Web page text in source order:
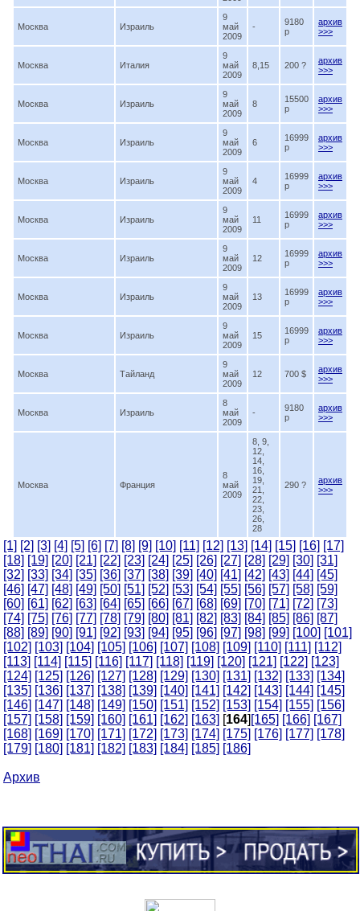
Москва Израиль
9
май
2009
-
9180
p
архив
>>>
Москва Италия
9
май
2009
8,15 200 ?
архив
>>>
Москва Израиль
9
май
2009
8
15500
p
архив
>>>
Москва Израиль
9
май
2009
6
16999
p
архив
>>>
Москва Израиль
9
май
2009
4
16999
p
архив
>>>
Москва Израиль
9
май
2009
11
16999
p
архив
>>>
Москва Израиль
9
май
2009
12
16999
p
архив
>>>
Москва Израиль
9
май
2009
13
16999
p
архив
>>>
Москва Израиль
9
май
2009
15
16999
p
архив
>>>
Москва Тайланд
9
май
2009
12 700 $
архив
>>>
Москва Израиль
8
май
2009
-
9180
p
архив
>>>
Москва Франция
8
май
2009
8, 9,
12,
14,
16,
19,
21,
22,
23,
26,
28
290 ?
архив
>>>
[1] [2] [3] [4] [5] [6] [7] [8] [9] [10] [11] [12] [13] [14] [15] [16] [17]
[18] [19] [20] [21] [22] [23] [24] [25] [26] [27] [28] [29] [30] [31]
[32] [33] [34] [35] [36] [37] [38] [39] [40] [41] [42] [43] [44] [45]
[46] [47] [48] [49] [50] [51] [52] [53] [54] [55] [56] [57] [58] [59]
[60] [61] [62] [63] [64] [65] [66] [67] [68] [69] [70] [71] [72] [73]
[74] [75] [76] [77] [78] [79] [80] [81] [82] [83] [84] [85] [86] [87]
[88] [89] [90] [91] [92] [93] [94] [95] [96] [97] [98] [99] [100] [101]
[102] [103] [104] [105] [106] [107] [108] [109] [110] [111] [112]
[113] [114] [115] [116] [117] [118] [119] [120] [121] [122] [123]
[124] [125] [126] [127] [128] [129] [130] [131] [132] [133] [134]
[135] [136] [137] [138] [139] [140] [141] [142] [143] [144] [145]
[146] [147] [148] [149] [150] [151] [152] [153] [154] [155] [156]
[157] [158] [159] [160] [161] [162] [163] [164] [165] [166] [167]
[168] [169] [170] [171] [172] [173] [174] [175] [176] [177] [178]
[179] [180] [181] [182] [183] [184] [185] [186]
Архив